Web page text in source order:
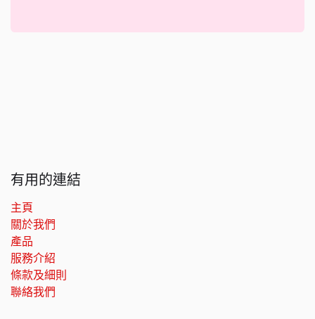
有用的連結
主頁
關於我們
產品
服務介紹
條款及細則
聯絡我們